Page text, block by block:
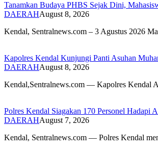
Tanamkan Budaya PHBS Sejak Dini,
DAERAHAugust 8, 2026
​Kendal, Sentralnews.com – 3 Agustus 2026
Kapolres Kendal Kunjungi Panti Asuhan
DAERAHAugust 8, 2026
Kendal,Sentralnews.com — Kapolres Kendal
Polres Kendal Siagakan 170 Personel
DAERAHAugust 7, 2026
Kendal, Sentralnews.com — Polres Kendal